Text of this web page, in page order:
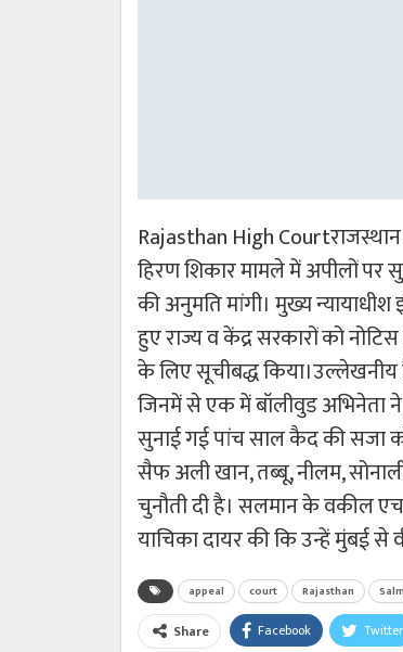
Rajasthan High
हिरण शिकार मामले में अपीलों पर
की अनुमति मांगी। मुख्य न्यायाधीश
हुए राज्य व केंद्र सरकारों को
के लिए सूचीबद्ध किया।उल्लेखनीय
जिनमें से एक में बॉलीवुड अभिनेता
सुनाई गई पांच साल कैद की सजा
सैफ अली खान, तब्बू, नीलम,
चुनौती दी है। सलमान के वकील
याचिका दायर की कि उन्हें मुंबई से
appeal court Rajasthan
Share Facebook Twitter